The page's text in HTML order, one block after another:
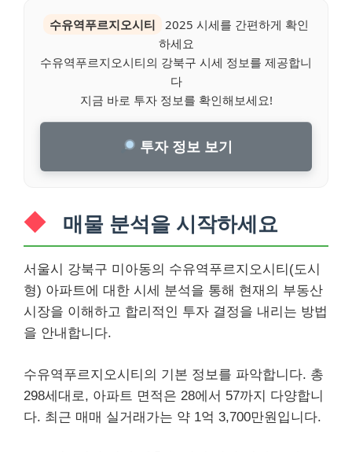
수유역푸르지오시티
2025 시세를 간편하게 확인
하세요
수유역푸르지오시티의 강북구 시세 정보를 제공합니
다
지금 바로 투자 정보를 확인해보세요!
투자 정보 보기
매물 분석을 시작하세요
서울시 강북구 미아동의 수유역푸르지오시티(도시
형) 아파트에 대한 시세 분석을 통해 현재의 부동산
시장을 이해하고 합리적인 투자 결정을 내리는 방법
을 안내합니다.
수유역푸르지오시티의 기본 정보를 파악합니다. 총
298세대로, 아파트 면적은 28에서 57까지 다양합니
다. 최근 매매 실거래가는 약 1억 3,700만원입니다.